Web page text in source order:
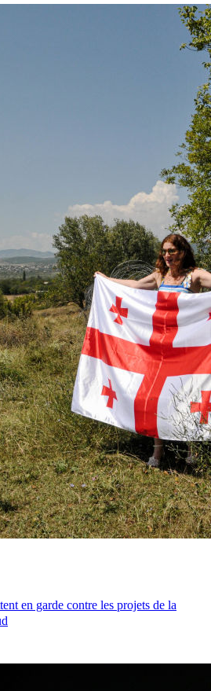
en garde contre les projets de la